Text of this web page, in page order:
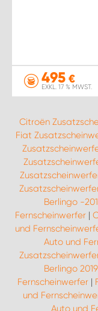
495 €
EXKL. 17 % MWST.
Citroën
Fiat
Berlingo -
Fernscheinwerfer|
und
Auto und
Berlingo
Fernscheinwerfer|
und
Auto und